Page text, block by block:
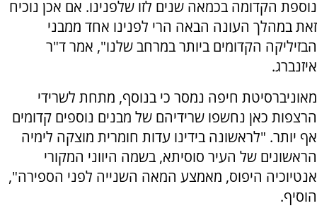
נוספת הקדומה בכמאה שנים לזו שלפנינו. אם אכן נוכיח
זאת במהלך העונה הבאה הרי לפנינו אחד ממבני
הבזיליקה הקדומים ביותר במרחב שלנו", אמר ד"ר
איזנברג.
מאוניברסיטת חיפה נמסר כי בנוסף, מתחת לשרידי
הרצפות כאן נחשפו שרידיהם של מבנים נוספים קדומים
אף יותר. "לראשונה בידינו עדות חומרית מוצקה לימיה
הראשונים של העיר סוסיתא, בשמה היווני המקורי
אנטיוכיה היפוס, מאמצע המאה השנייה לפני הספירה",
הוסיף.